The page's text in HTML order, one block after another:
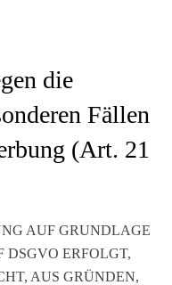
die
Fällen
(Art. 21
AUF GRUNDLAGE
DSGVO ERFOLGT,
AUS GRÜNDEN,